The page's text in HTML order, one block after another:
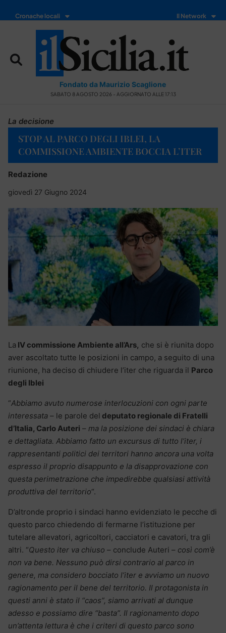
Cronache locali Il Network
Fondato da Maurizio Scaglione
SABATO 8 AGOSTO 2026 - AGGIORNATO ALLE 17:13
La decisione
STOP AL PARCO DEGLI IBLEI, LA
COMMISSIONE AMBIENTE BOCCIA L’ITER
Redazione
giovedì 27 Giugno 2024
La IV commissione Ambiente all’Ars, che si è riunita dopo
aver ascoltato tutte le posizioni in campo, a seguito di una
riunione, ha deciso di chiudere l’iter che riguarda il Parco
degli Iblei
“Abbiamo avuto numerose interlocuzioni con ogni parte
interessata – le parole del deputato regionale di Fratelli
d’Italia, Carlo Auteri – ma la posizione dei sindaci è chiara
e dettagliata. Abbiamo fatto un excursus di tutto l’iter, i
rappresentanti politici dei territori hanno ancora una volta
espresso il proprio disappunto e la disapprovazione con
questa perimetrazione che impedirebbe qualsiasi attività
produttiva del territorio“.
D’altronde proprio i sindaci hanno evidenziato le pecche di
questo parco chiedendo di fermarne l’istituzione per
tutelare allevatori, agricoltori, cacciatori e cavatori, tra gli
altri. “Questo iter va chiuso – conclude Auteri – così com’è
non va bene. Nessuno può dirsi contrario al parco in
genere, ma considero bocciato l’iter e avviamo un nuovo
ragionamento per il bene del territorio. Il protagonista in
questi anni è stato il “caos”, siamo arrivati al dunque
adesso e possiamo dire “basta”. Il ragionamento dopo
un’attenta lettura è che i criteri di questo parco sono